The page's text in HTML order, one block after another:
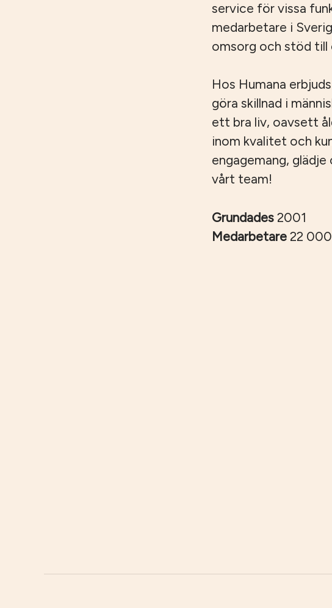
service för vissa
medarbetare i
omsorg och stöd till
Hos Humana
göra skillnad i
ett bra liv, oavsett
inom kvalitet och
engagemang, glädje
vårt team!
Grundades 2001
Medarbetare 22 000